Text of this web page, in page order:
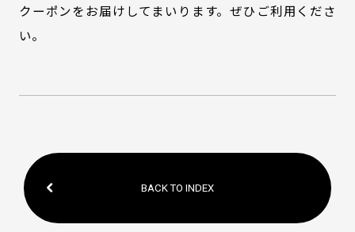
クーポンをお届けしてまいります。ぜひご利用くださ
い。
BACK TO INDEX